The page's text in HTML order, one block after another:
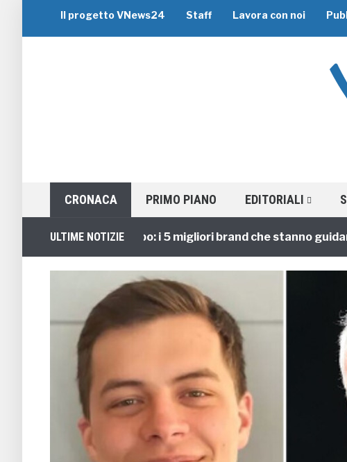
Il progetto VNews24 Staff Lavora con noi
CRONACA PRIMO PIANO EDITORIALI
ULTIME NOTIZIE
Viaggi di Gruppo: i 5 migliori brand che stanno guidando il